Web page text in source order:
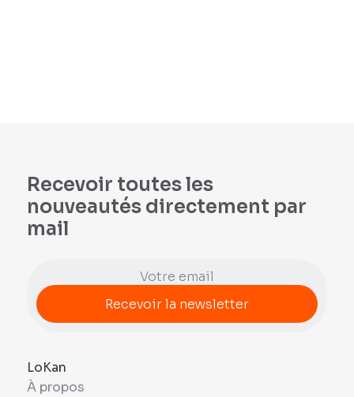
Recevoir toutes les
nouveautés directement par
mail
LoKan
À propos